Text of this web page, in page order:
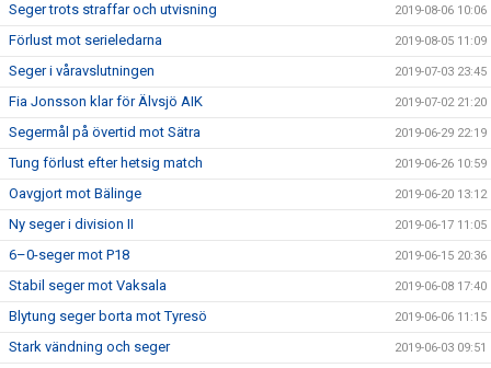
Seger trots straffar och utvisning 2019-08-06 10:06
Förlust mot serieledarna 2019-08-05 11:09
Seger i våravslutningen 2019-07-03 23:45
Fia Jonsson klar för Älvsjö AIK 2019-07-02 21:20
Segermål på övertid mot Sätra 2019-06-29 22:19
Tung förlust efter hetsig match 2019-06-26 10:59
Oavgjort mot Bälinge 2019-06-20 13:12
Ny seger i division II 2019-06-17 11:05
6–0-seger mot P18 2019-06-15 20:36
Stabil seger mot Vaksala 2019-06-08 17:40
Blytung seger borta mot Tyresö 2019-06-06 11:15
Stark vändning och seger 2019-06-03 09:51